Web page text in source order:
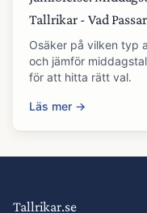
Tallrikar - Vad
Osäker på vilken typ
och jämför
för att hitta rätt val.
Läs mer →
Tallrikar.se